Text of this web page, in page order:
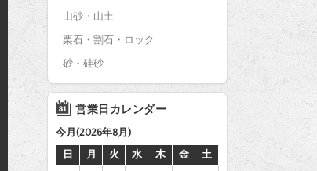
山砂・山土
栗石・割石・ロック
砂・硅砂
営業日カレンダー
今月(2026年8月)
日
月 火 水 木 金
土